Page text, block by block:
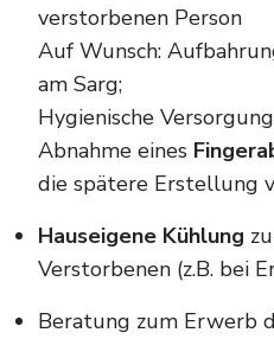
verstorbenen Person
Auf Wunsch:
am Sarg;
Hygienische
Abnahme eines
die spätere Erstellung
Hauseigene Kühlung
Verstorbenen (z.B. bei
Beratung zum Erwerb